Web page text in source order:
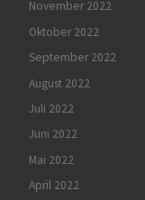
November 2022
Oktober 2022
September 2022
August 2022
Juli 2022
Juni 2022
Mai 2022
April 2022